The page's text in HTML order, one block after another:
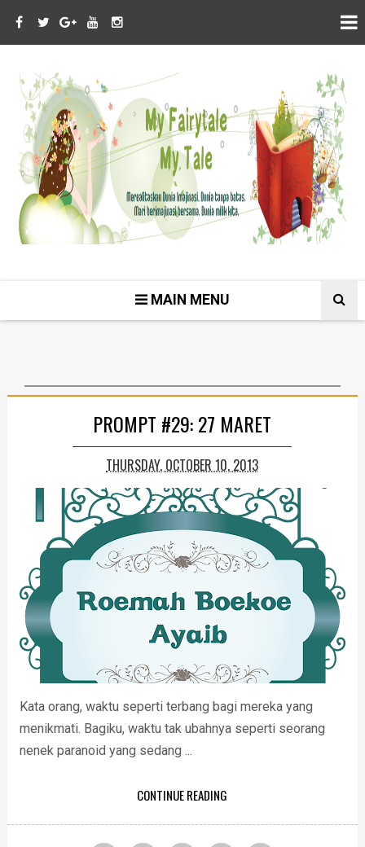
MAIN MENU
PROMPT #29: 27 MARET
THURSDAY, OCTOBER 10, 2013
Kata orang, waktu seperti terbang bagi mereka yang
menikmati. Bagiku, waktu tak ubahnya seperti seorang
nenek paranoid yang sedang ...
CONTINUE READING